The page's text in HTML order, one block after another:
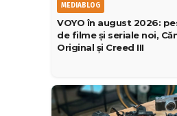
MEDIABLOG
VOYO în august 2026:
de filme și seriale noi,
Original și Creed III